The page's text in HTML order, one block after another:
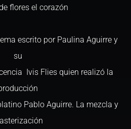
flores el corazón
escrito por Paulina Aguirre y
su
Ivis Flies quien realizó la
Pablo Aguirre. La mezcla y